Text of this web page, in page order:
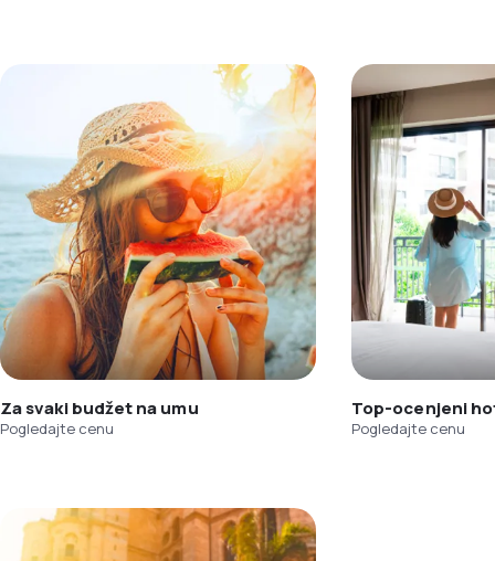
Za svaki budžet na umu
Pogledajte cenu
Top-ocenjeni
Pogledajte cenu